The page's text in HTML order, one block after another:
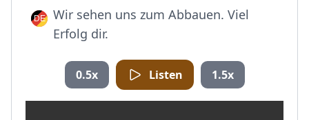
Wir sehen uns zum Abbauen. Viel
Erfolg dir.
0.5x Listen 1.5x